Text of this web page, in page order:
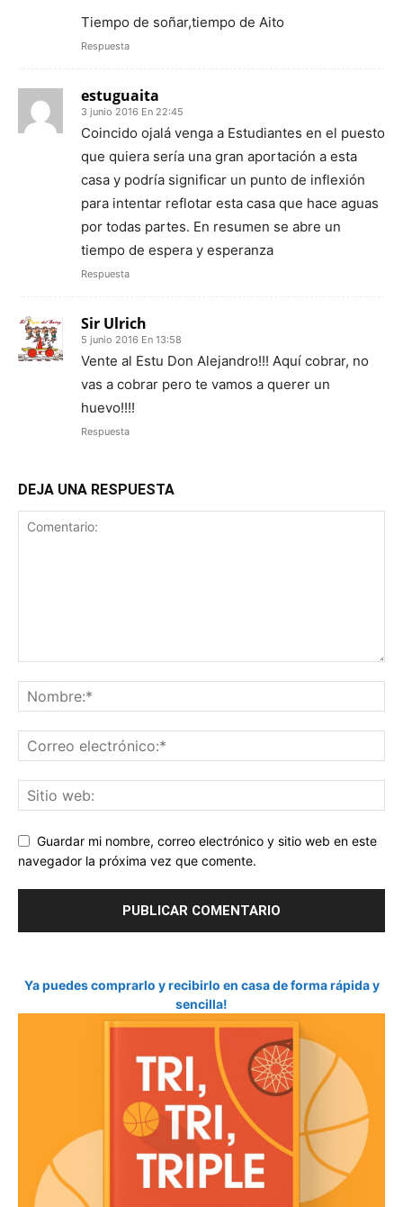
Tiempo de soñar,tiempo de Aito
Respuesta
estuguaita
3 junio 2016 En 22:45
Coincido ojalá venga a Estudiantes en el puesto
que quiera sería una gran aportación a esta
casa y podría significar un punto de inflexión
para intentar reflotar esta casa que hace aguas
por todas partes. En resumen se abre un
tiempo de espera y esperanza
Respuesta
Sir Ulrich
5 junio 2016 En 13:58
Vente al Estu Don Alejandro!!! Aquí cobrar, no
vas a cobrar pero te vamos a querer un
huevo!!!!
Respuesta
DEJA UNA RESPUESTA
Guardar mi nombre, correo electrónico y sitio web en este
navegador la próxima vez que comente.
Ya puedes comprarlo y recibirlo en casa de forma rápida y
sencilla!